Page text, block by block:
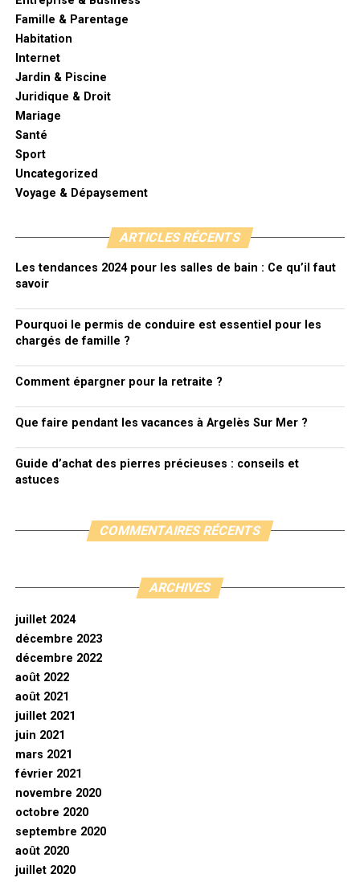
Famille & Parentage
Habitation
Internet
Jardin & Piscine
Juridique & Droit
Mariage
Santé
Sport
Uncategorized
Voyage & Dépaysement
ARTICLES RÉCENTS
Les tendances 2024 pour les salles de bain : Ce qu’il faut
savoir
Pourquoi le permis de conduire est essentiel pour les
chargés de famille ?
Comment épargner pour la retraite ?
Que faire pendant les vacances à Argelès Sur Mer ?
Guide d’achat des pierres précieuses : conseils et
astuces
COMMENTAIRES RÉCENTS
ARCHIVES
juillet 2024
décembre 2023
décembre 2022
août 2022
août 2021
juillet 2021
juin 2021
mars 2021
février 2021
novembre 2020
octobre 2020
septembre 2020
août 2020
juillet 2020